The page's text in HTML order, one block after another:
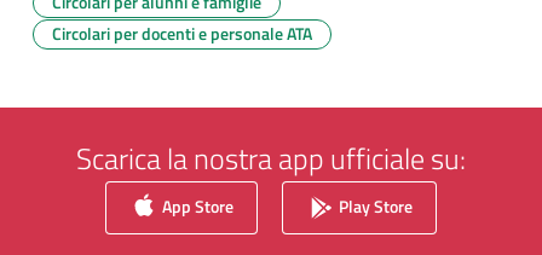
Circolari per docenti e personale ATA
Scarica la nostra app ufficiale su:
App Store Play Store